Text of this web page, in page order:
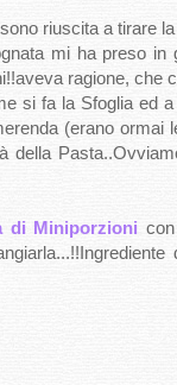
riuscita a tirare
mi ha preso in
ragione, che
si fa la Sfoglia ed
(erano ormai
di Miniporzioni